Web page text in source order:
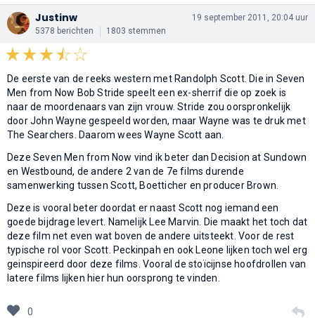
Justinw
5378 berichten 1803 stemmen
19 september 2011, 20:04 uur
De eerste van de reeks western met Randolph Scott. Die in Seven
Men from Now Bob Stride speelt een ex-sherrif die op zoek is
naar de moordenaars van zijn vrouw. Stride zou oorspronkelijk
door John Wayne gespeeld worden, maar Wayne was te druk met
The Searchers. Daarom wees Wayne Scott aan.
Deze Seven Men from Now vind ik beter dan Decision at Sundown
en Westbound, de andere 2 van de 7e films durende
samenwerking tussen Scott, Boetticher en producer Brown.
Deze is vooral beter doordat er naast Scott nog iemand een
goede bijdrage levert. Namelijk Lee Marvin. Die maakt het toch dat
deze film net even wat boven de andere uitsteekt. Voor de rest
typische rol voor Scott. Peckinpah en ook Leone lijken toch wel erg
geinspireerd door deze films. Vooral de stoïcijnse hoofdrollen van
latere films lijken hier hun oorsprong te vinden.
0